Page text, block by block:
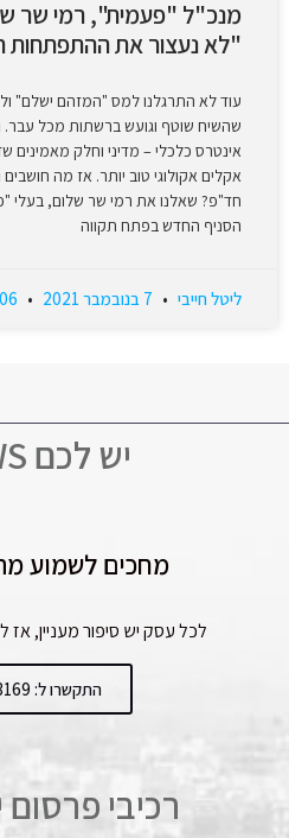
מנכ"ל "פעמית", רמי שר
"לא נעצור את ההתפתחות
עוד לא התרגלנו למס "המזהם ישלם"
שהשיח שוטף וגועש ברשתות מכל
אינטרס כלכלי – מדיני וחלק מאמינים
אקלים אקולוגי טוב יותר. אז מה
חד"פ? שאלנו את רמי שר שלום, בעלי
הסניף החדש בפתח תקווה
ליטל חייבי
יש לכם NEWS?
מחכים לשמוע
לכל עסק יש סיפור מעניין, אז
התקשרו ל: 03-9153169
רכיבי פרסום